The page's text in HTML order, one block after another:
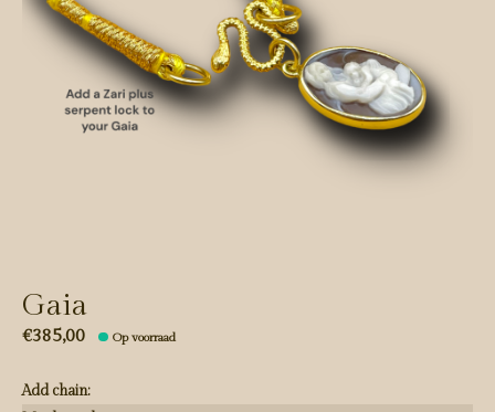
Gaia
€385,00 Op voorraad
Add chain: